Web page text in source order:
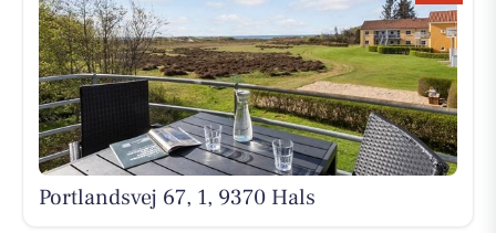
Portlandsvej 67, 1, 9370 Hals